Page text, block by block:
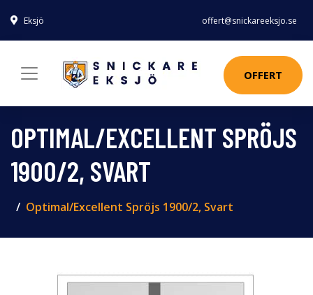
Eksjö offert@snickareeksjo.se
OFFERT
OPTIMAL/EXCELLENT SPRÖJS
1900/2, SVART
Optimal/Excellent Spröjs 1900/2, Svart